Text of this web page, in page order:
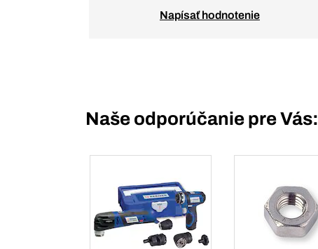
Napísať hodnotenie
Naše odporúčanie pre Vás: